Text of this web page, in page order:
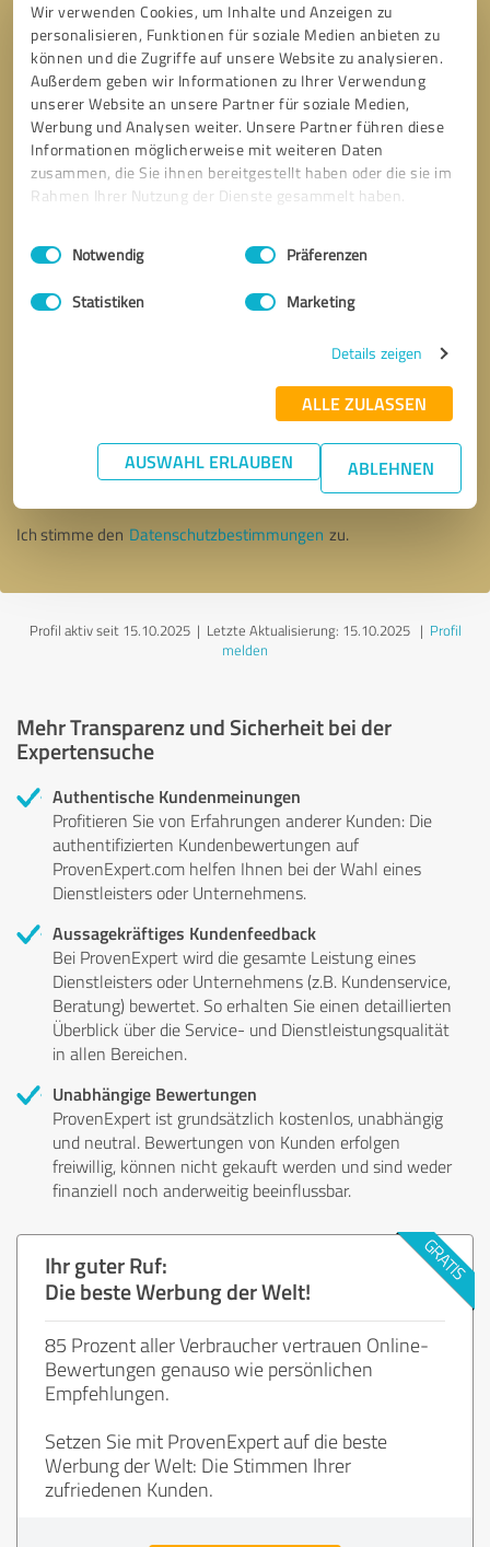
Wir verwenden Cookies, um Inhalte und Anzeigen zu
personalisieren, Funktionen für soziale Medien anbieten zu
können und die Zugriffe auf unsere Website zu analysieren.
Außerdem geben wir Informationen zu Ihrer Verwendung
unserer Website an unsere Partner für soziale Medien,
Werbung und Analysen weiter. Unsere Partner führen diese
Informationen möglicherweise mit weiteren Daten
zusammen, die Sie ihnen bereitgestellt haben oder die sie im
Rahmen Ihrer Nutzung der Dienste gesammelt haben.
Impressum Datenschutzbestimmungen
Einwilligungsauswahl
Notwendig Präferenzen
Statistiken Marketing
Details zeigen
ALLE ZULASSEN
AUSWAHL ERLAUBEN ABLEHNEN
* Erforderliche Angaben
Nachricht senden
Ich stimme den Datenschutzbestimmungen zu.
Profil aktiv seit 15.10.2025 | Letzte Aktualisierung: 15.10.2025| Profil
melden
Mehr Transparenz und Sicherheit bei der
Expertensuche
Authentische Kundenmeinungen
Profitieren Sie von Erfahrungen anderer Kunden: Die
authentifizierten Kundenbewertungen auf
ProvenExpert.com helfen Ihnen bei der Wahl eines
Dienstleisters oder Unternehmens.
Aussagekräftiges Kundenfeedback
Bei ProvenExpert wird die gesamte Leistung eines
Dienstleisters oder Unternehmens (z.B. Kundenservice,
Beratung) bewertet. So erhalten Sie einen detaillierten
Überblick über die Service- und Dienstleistungsqualität
in allen Bereichen.
Unabhängige Bewertungen
ProvenExpert ist grundsätzlich kostenlos, unabhängig
und neutral. Bewertungen von Kunden erfolgen
freiwillig, können nicht gekauft werden und sind weder
finanziell noch anderweitig beeinflussbar.
Ihr guter Ruf:
Die beste Werbung der Welt!
85 Prozent aller Verbraucher vertrauen Online-
Bewertungen genauso wie persönlichen
Empfehlungen.
Setzen Sie mit ProvenExpert auf die beste
Werbung der Welt: Die Stimmen Ihrer
zufriedenen Kunden.